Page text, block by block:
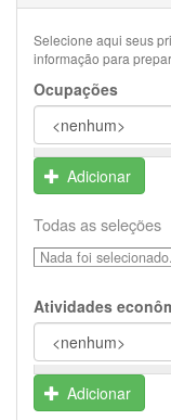
Selecione aqui seus
informação para
Ocupações
Adicionar
Todas as seleções
Nada foi selecionado.
Atividades
Adicionar